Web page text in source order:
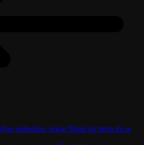
pobedom, rekao Muru da treba da se